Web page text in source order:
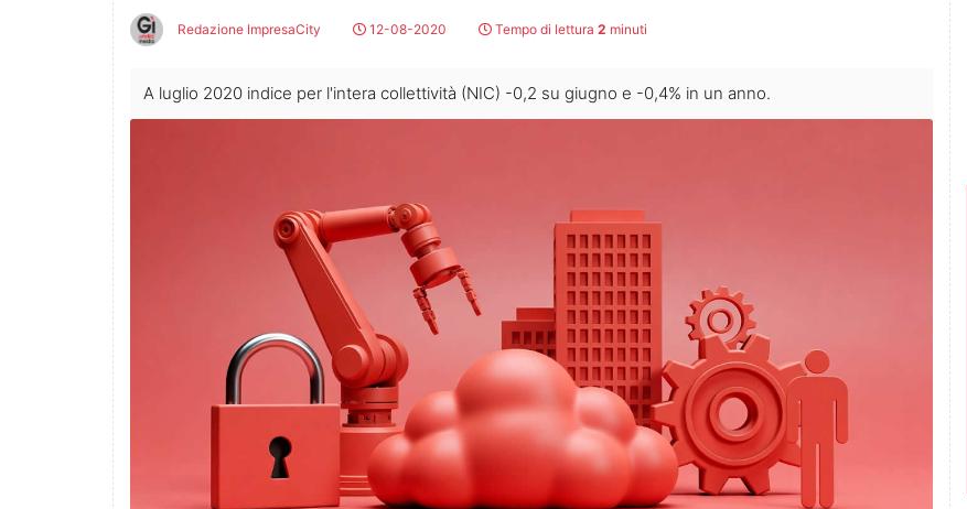
Redazione ImpresaCity 12-08-2020 Tempo di lettura 2 minuti
A luglio 2020 indice per l'intera collettività (NIC) -0,2 su giugno e -0,4% in un anno.